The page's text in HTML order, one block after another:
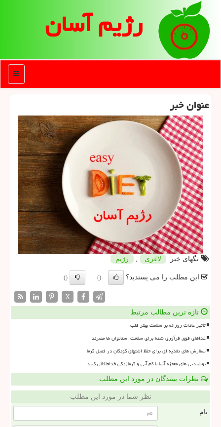
رژیم آسان
منو
عنوان خبر
تگهای خبر: لاغری رژیم
این مطلب را می پسندید؟ ()
()
X
تازه ترین مطالب مرتبط
تأثیر عادات روزانه بر سلامت بهتر قلب
غذاهای فوق فرآوری شده برای سلامت استخوان ها مضرند
سفارش های تغذیه ای برای حفظ اشتهای کودکان در فصل گرما
نوشیدنی های معجزه آسا با کم آبی و گرمازدگی خداحافظی کنید
نظرات بینندگان در مورد این مطلب
نظر شما در مورد این مطلب
نام: